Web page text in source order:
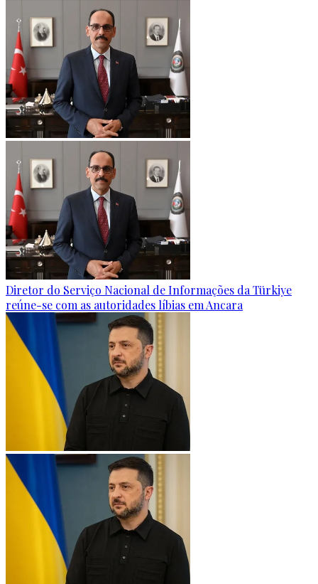
Diretor do Serviço Nacional de Informações da Türkiye
reúne-se com as autoridades líbias em Ancara